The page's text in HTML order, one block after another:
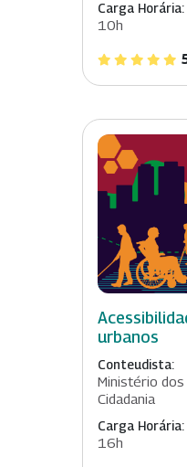
Carga Horária:
10h
urbanos
Conteudista:
Ministério
Cidadania
Carga Horária:
16h